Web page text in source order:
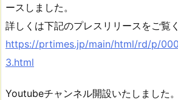
ースしました。
詳しくは下記のプレスリリースをご覧
https://prtimes.jp/main/html/rd/p/
3.html
Youtubeチャンネル開設いたしました。